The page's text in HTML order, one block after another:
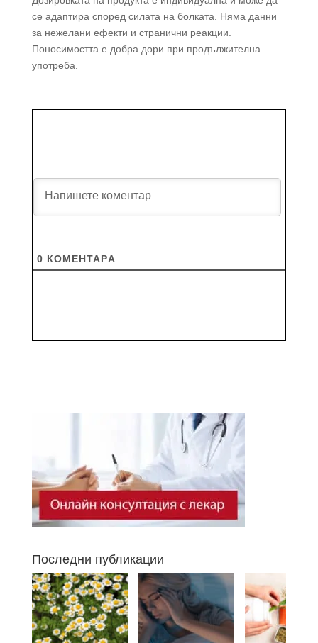
се адаптира според силата на болката. Няма данни
за нежелани ефекти и странични реакции.
Поносимостта е добра дори при продължителна
употреба.
0 КОМЕНТАРA
Последни публикации